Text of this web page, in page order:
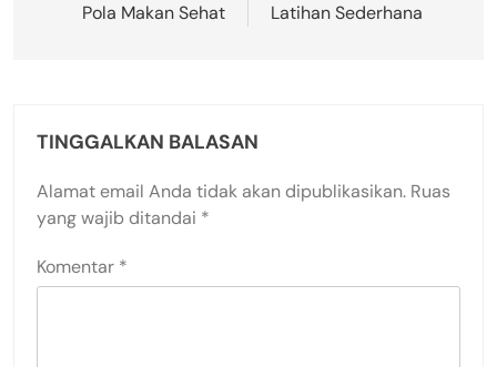
Pola Makan Sehat
Latihan Sederhana
TINGGALKAN BALASAN
Alamat email Anda tidak akan dipublikasikan. Ruas
yang wajib ditandai *
Komentar *